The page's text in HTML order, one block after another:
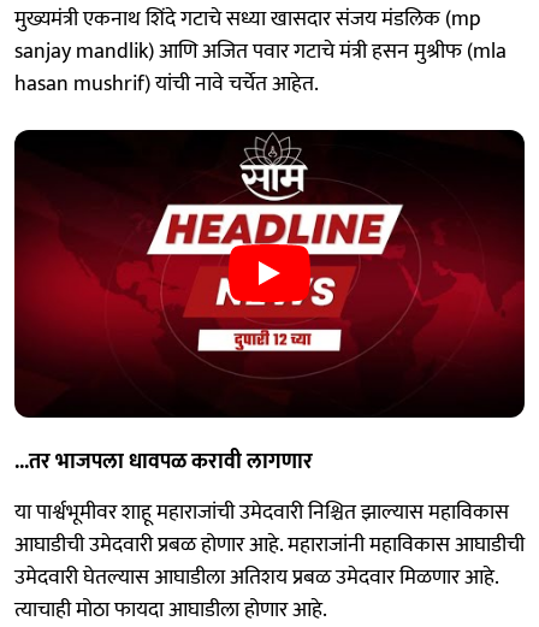
मुख्यमंत्री एकनाथ शिंदे गटाचे सध्या खासदार संजय मंडलिक (mp
sanjay mandlik) आणि अजित पवार गटाचे मंत्री हसन मुश्रीफ (mla
hasan mushrif) यांची नावे चर्चेत आहेत.
...तर भाजपला धावपळ करावी लागणार
या पार्श्वभूमीवर शाहू महाराजांची उमेदवारी निश्चित झाल्यास महाविकास
आघाडीची उमेदवारी प्रबळ होणार आहे. महाराजांनी महाविकास आघाडीची
उमेदवारी घेतल्यास आघाडीला अतिशय प्रबळ उमेदवार मिळणार आहे.
त्याचाही मोठा फायदा आघाडीला होणार आहे.